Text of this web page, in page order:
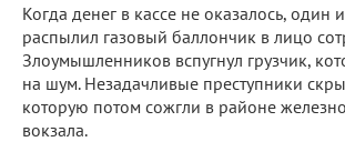
Когда денег в кассе не оказалось, один
распылил газовый баллончик в лицо
Злоумышленников вспугнул грузчик,
на шум. Незадачливые преступники
которую потом сожгли в районе
вокзала.